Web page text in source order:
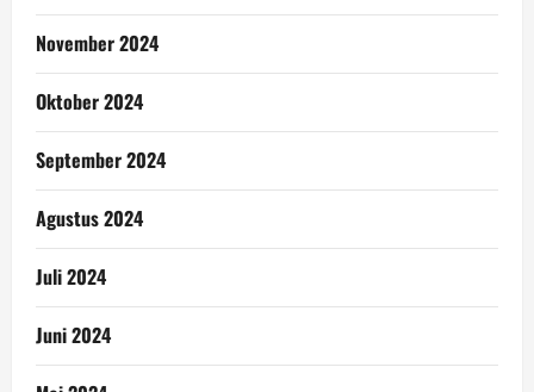
November 2024
Oktober 2024
September 2024
Agustus 2024
Juli 2024
Juni 2024